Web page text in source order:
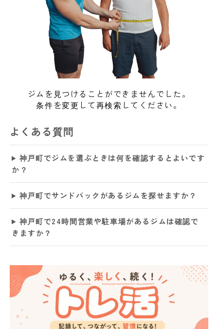
ジムを見つけることができませんでした。
条件を変更して再検索してください。
よくある質問
神戸町でジムを選ぶときは何を確認するとよいです
か？
神戸町でサンドバックがあるジムを探せますか？
神戸町で24時間営業や駐車場があるジムは確認で
きますか？